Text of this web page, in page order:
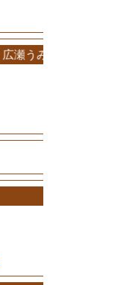
画像が55枚！この